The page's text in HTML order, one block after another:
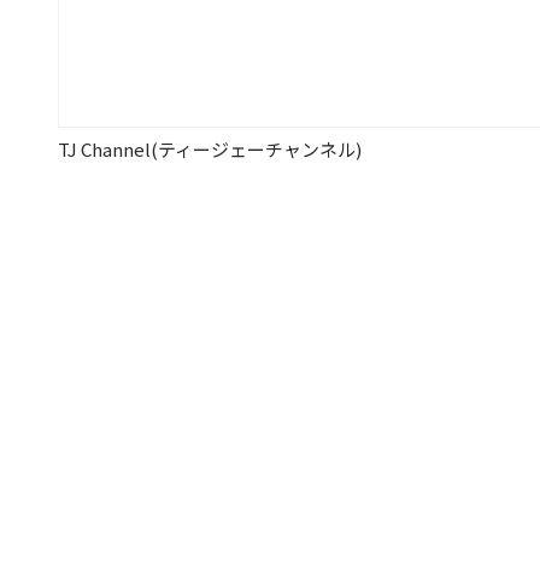
TJ Channel(ティージェーチャンネル)